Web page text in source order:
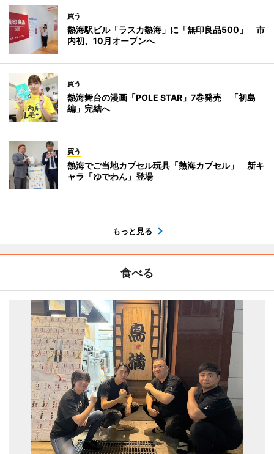
買う
熱海駅ビル「ラスカ熱海」に「無印良品500」 市
内初、10月オープンへ
買う
熱海舞台の漫画「POLE STAR」7巻発売 「初島
編」完結へ
買う
熱海でご当地カプセル玩具「熱海カプセル」 新キ
ャラ「ゆでわん」登場
もっと見る
食べる